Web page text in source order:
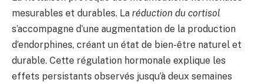
mesurables et durables. La réduction du cortisol
s’accompagne d’une augmentation de la production
d’endorphines, créant un état de bien-être naturel et
durable. Cette régulation hormonale explique les
effets persistants observés jusqu’à deux semaines